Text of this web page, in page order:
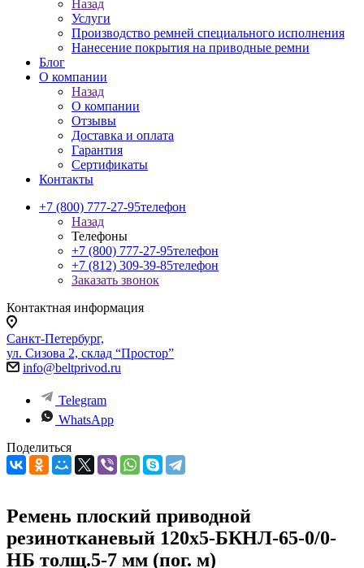
Назад
Услуги
Производство ремней специального исполнения
Нанесение покрытия на приводные ремни
Блог
О компании
Назад
О компании
Отзывы
Доставка и оплата
Гарантия
Сертификаты
Контакты
+7 (800) 777-27-95телефон
Назад
Телефоны
+7 (800) 777-27-95телефон
+7 (812) 309-39-85телефон
Заказать звонок
Контактная информация
Санкт-Петербург,
ул. Сизова 2, склад “Простор”
info@beltprivod.ru
Telegram
WhatsApp
Поделиться
Ремень плоский приводной
резинотканевый 120х5-БКНЛ-65-0/0-
НБ толщ.5-7 мм (пог. м)